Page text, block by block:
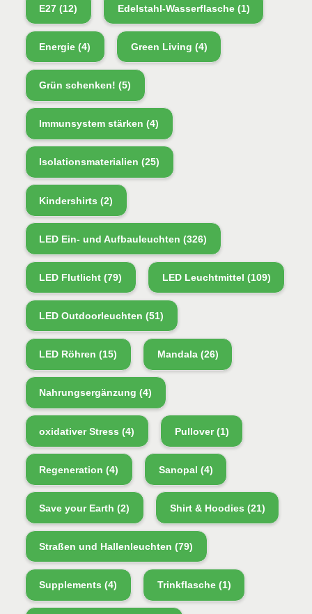
E27 (12) Edelstahl-Wasserflasche(1)
Energie (4) Green Living (4)
Grün schenken! (5)
Immunsystem stärken (4)
Isolationsmaterialien (25)
Kindershirts (2)
LED Ein- und Aufbauleuchten (326)
LED Flutlicht (79) LED Leuchtmittel (109)
LED Outdoorleuchten (51)
LED Röhren (15) Mandala(26)
Nahrungsergänzung (4)
oxidativer Stress (4) Pullover(1)
Regeneration (4) Sanopal (4)
Save your Earth (2) Shirt & Hoodies (21)
Straßen und Hallenleuchten (79)
Supplements (4) Trinkflasche(1)